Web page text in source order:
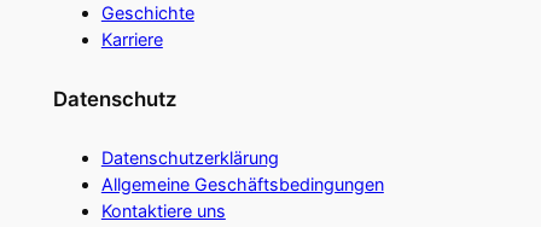
Geschichte
Karriere
Datenschutz
Datenschutzerklärung
Allgemeine Geschäftsbedingungen
Kontaktiere uns